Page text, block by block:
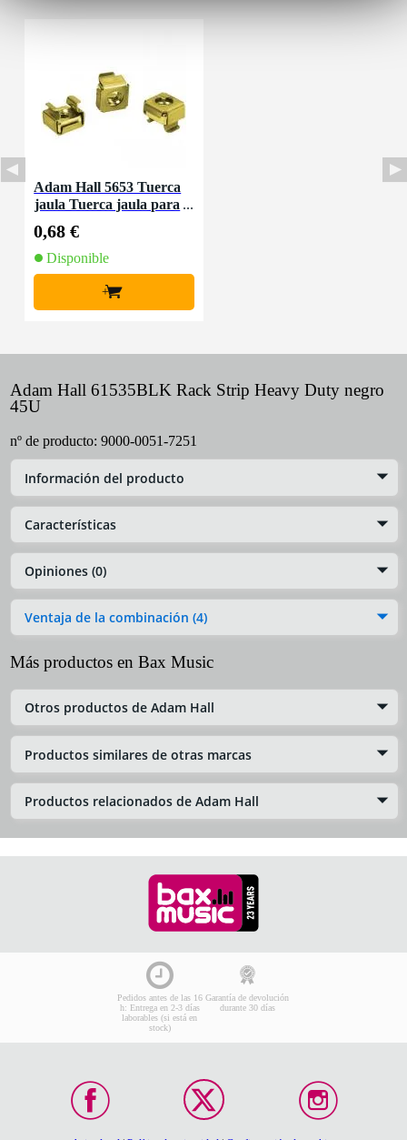
Adam Hall 5653 Tuerca
jaula Tuerca jaula para
0,68 €
Disponible
+
Adam Hall 61535BLK Rack Strip Heavy Duty negro
45U
nº de producto: 9000-0051-7251
Información del producto
Características
Opiniones (0)
Ventaja de la combinación (4)
Más productos en Bax Music
Otros productos de Adam Hall
Productos similares de otras marcas
Productos relacionados de Adam Hall
Pedidos antes de las 16
h: Entrega en 2-3 días
laborables (si está en
stock)
Garantía de devolución
durante 30 días